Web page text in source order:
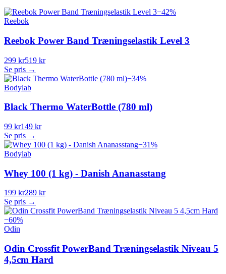
−42%
Reebok
Reebok Power Band Træningselastik Level 3
299 kr519 kr
Se pris →
−34%
Bodylab
Black Thermo WaterBottle (780 ml)
99 kr149 kr
Se pris →
−31%
Bodylab
Whey 100 (1 kg) - Danish Ananasstang
199 kr289 kr
Se pris →
−60%
Odin
Odin Crossfit PowerBand Træningselastik Niveau 5
4,5cm Hard